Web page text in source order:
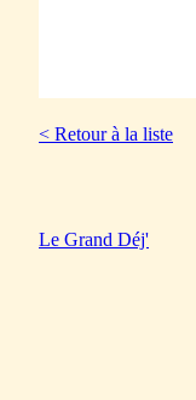
< Retour à la liste
Le Grand Déj'